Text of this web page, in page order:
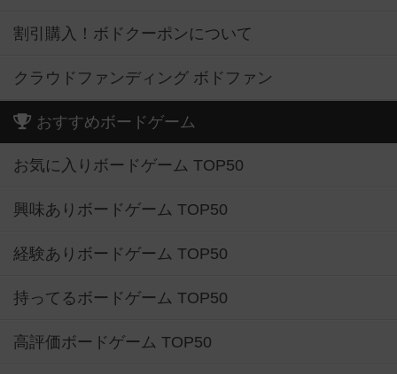
割引購入！ボドクーポンについて
クラウドファンディング ボドファン
おすすめボードゲーム
お気に入りボードゲーム TOP50
興味ありボードゲーム TOP50
経験ありボードゲーム TOP50
持ってるボードゲーム TOP50
高評価ボードゲーム TOP50